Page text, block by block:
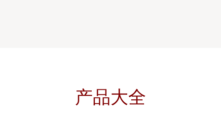
产品大全